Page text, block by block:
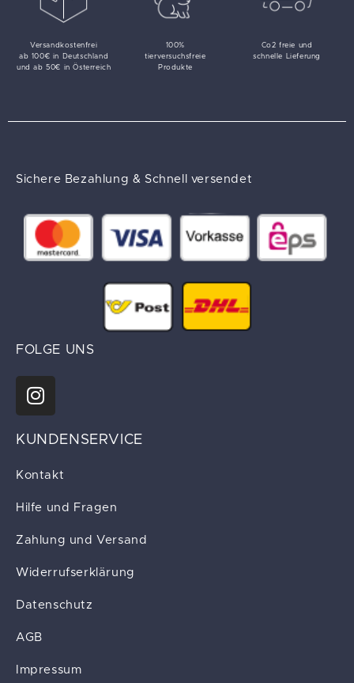
Versandkostenfrei
ab 100€ in Deutschland
und ab 50€ in Österreich
100%
tierversuchsfreie
Produkte
Co2 freie und
schnelle Lieferung
Sichere Bezahlung & Schnell versendet
FOLGE UNS
KUNDENSERVICE
Kontakt
Hilfe und Fragen
Zahlung und Versand
Widerrufserklärung
Datenschutz
AGB
Impressum